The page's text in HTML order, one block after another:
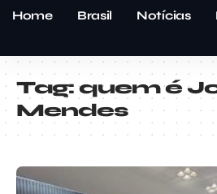
Home Brasil Notícias
Tag:quem é
Mendes